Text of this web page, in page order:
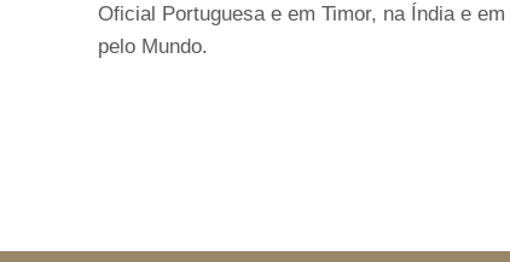
Oficial Portuguesa e em Timor, na Índia e
pelo Mundo.